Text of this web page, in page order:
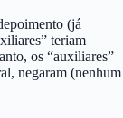
(já
teriam
os “auxiliares”
negaram (nenhum